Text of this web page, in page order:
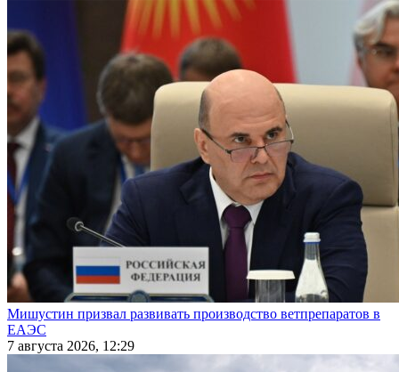
Мишустин призвал развивать производство ветпрепаратов в
ЕАЭС
7 августа 2026, 12:29